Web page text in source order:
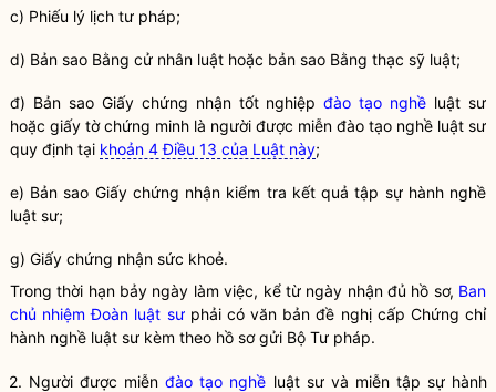
c) Phiếu lý lịch tư pháp;
d) Bản sao Bằng cử nhân luật hoặc bản sao Bằng thạc sỹ luật;
đ) Bản sao Giấy chứng nhận tốt nghiệpđào tạo nghề luật sư
hoặc giấy tờ chứng minh là người được miễn đào tạo nghề luật sư
quy định tại khoản 4 Điều 13 của Luật này;
e) Bản sao Giấy chứng nhận kiểm tra kết quả tập sự hành nghề
luật sư;
g) Giấy chứng nhận sức khoẻ.
Trong thời hạn bảy ngày làm việc, kể từ ngày nhận đủ hồ sơ, Ban
chủ nhiệm Đoàn luật sưphải có văn bản đề nghị cấp Chứng chỉ
hành nghề luật sư kèm theo hồ sơ gửi Bộ Tư pháp.
2. Người được miễnđào tạo nghề luật sưvà miễn tập sự hành